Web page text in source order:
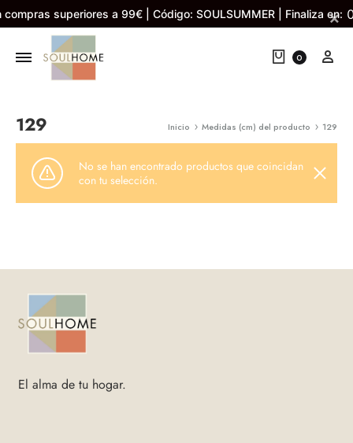
superiores a 99€ | Código: SOULSUMMER | Finaliza en:
×
Cart
0
129 Inicio Medidas (cm) del producto 129
No se han encontrado productos que coincidan
con tu selección.
El alma de tu hogar.